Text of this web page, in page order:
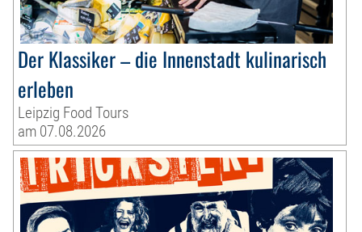
Der Klassiker – die Innenstadt kulinarisch
erleben
Leipzig Food Tours
am 07.08.2026